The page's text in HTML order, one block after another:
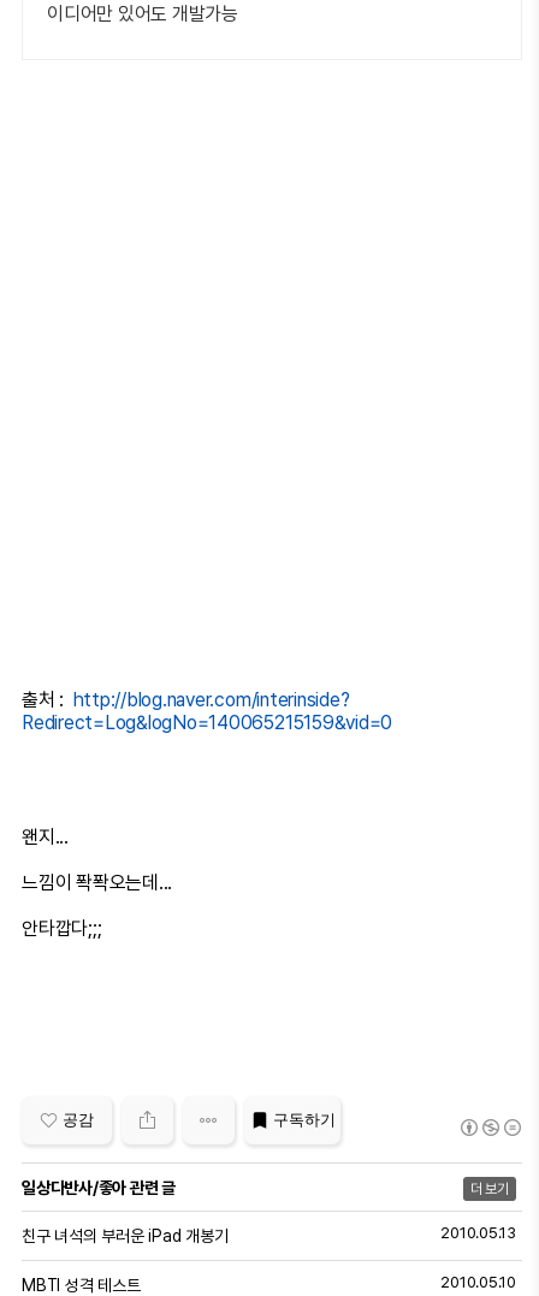
이디어만 있어도 개발가능
출처 : http://blog.naver.com/interinside?
Redirect=Log&logNo=140065215159&vid=0
왠지...
느낌이 퐉퐉오는데...
안타깝다;;;
공감 구독하기
일상다반사/좋아 관련 글 더 보기
친구 녀석의 부러운 iPad 개봉기 2010.05.13
MBTI 성격 테스트 2010.05.10